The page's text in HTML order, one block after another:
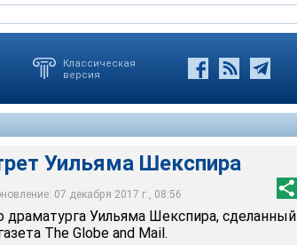
Классическая
версия
Уильяма Шекспира
07 декабря 2017 г., 08:56
драматурга Уильяма Шекспира, сделанный
The Globe and Mail.